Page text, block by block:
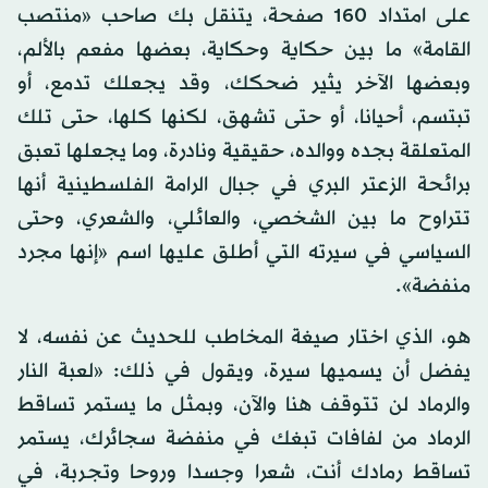
على امتداد 160 صفحة، يتنقل بك صاحب «منتصب
القامة» ما بين حكاية وحكاية، بعضها مفعم بالألم،
وبعضها الآخر يثير ضحكك، وقد يجعلك تدمع، أو
تبتسم، أحيانا، أو حتى تشهق، لكنها كلها، حتى تلك
المتعلقة بجده ووالده، حقيقية ونادرة، وما يجعلها تعبق
برائحة الزعتر البري في جبال الرامة الفلسطينية أنها
تتراوح ما بين الشخصي، والعائلي، والشعري، وحتى
السياسي في سيرته التي أطلق عليها اسم «إنها مجرد
منفضة».
هو، الذي اختار صيغة المخاطب للحديث عن نفسه، لا
يفضل أن يسميها سيرة، ويقول في ذلك: «لعبة النار
والرماد لن تتوقف هنا والآن، وبمثل ما يستمر تساقط
الرماد من لفافات تبغك في منفضة سجائرك، يستمر
تساقط رمادك أنت، شعرا وجسدا وروحا وتجربة، في